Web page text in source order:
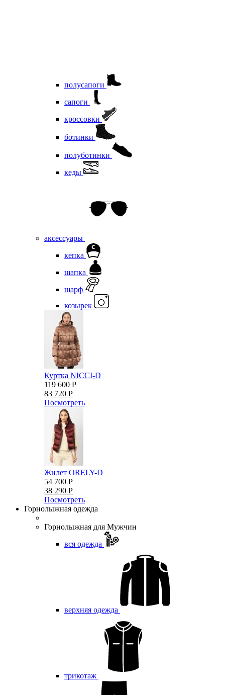
полусапоги
сапоги
кроссовки
ботинки
полуботинки
кеды
аксессуары
кепка
шапка
шарф
козырек
Куртка NICCI-D
119 600 Р
83 720 Р
Посмотреть
Жилет ORELY-D
54 700 Р
38 290 Р
Посмотреть
Горнолыжная одежда
Горнолыжная для Мужчин
вся одежда
верхняя одежда
трикотаж